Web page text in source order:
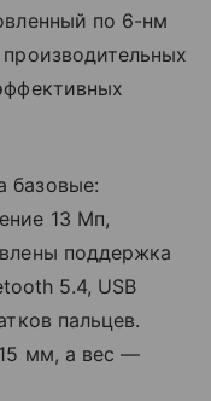
по 6-нм
базовые:
13 Мп,
поддержка
5.4, USB
пальцев.
мм, а вес —